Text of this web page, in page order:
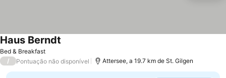
Bed & Breakfast
Haus Berndt
/ Pontuação não disponível Attersee, a 19.7 km de St. Gilgen